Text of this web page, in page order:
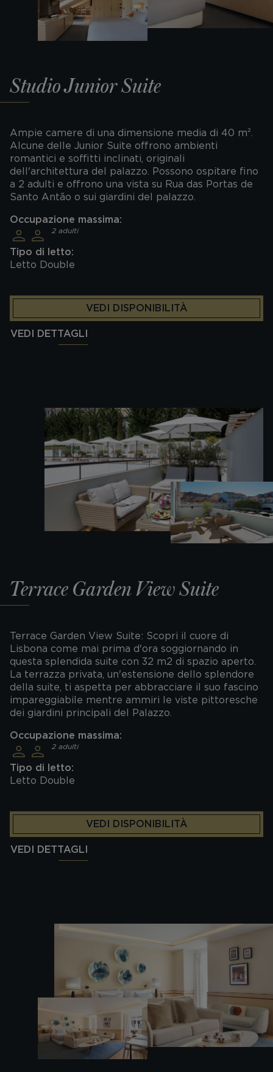
Studio Junior Suite
Ampie camere di una dimensione media di 40 m².
Alcune delle Junior Suite offrono ambienti
romantici e soffitti inclinati, originali
dell'architettura del palazzo. Possono ospitare fino
a 2 adulti e offrono una vista su Rua das Portas de
Santo Antão o sui giardini del palazzo.
Occupazione massima:
2 adulti
Tipo di letto:
Letto Double
VEDI DISPONIBILITÀ
VEDI DETTAGLI
Terrace Garden View Suite
Terrace Garden View Suite: Scopri il cuore di
Lisbona come mai prima d'ora soggiornando in
questa splendida suite con 32 m2 di spazio aperto.
La terrazza privata, un'estensione dello splendore
della suite, ti aspetta per abbracciare il suo fascino
impareggiabile mentre ammiri le viste pittoresche
dei giardini principali del Palazzo.
Occupazione massima:
2 adulti
Tipo di letto:
Letto Double
VEDI DISPONIBILITÀ
VEDI DETTAGLI